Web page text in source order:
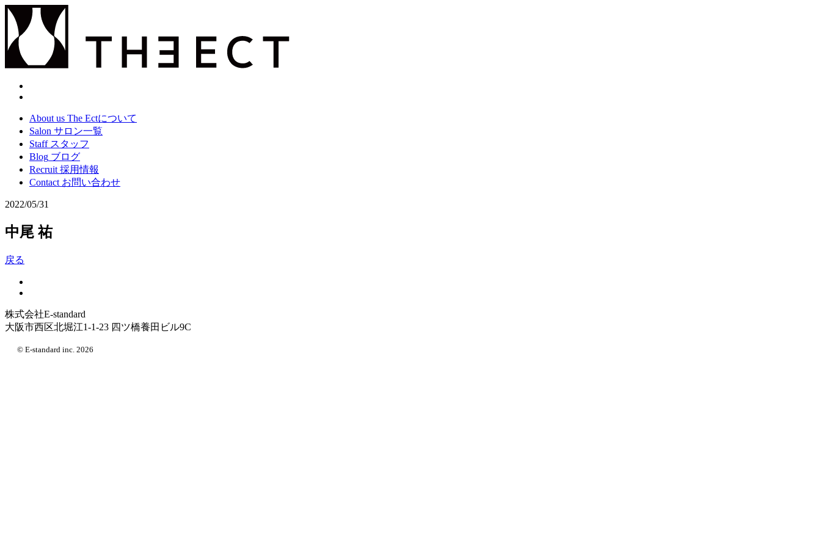
About us The Ectについて
Salon サロン一覧
Staff スタッフ
Blog ブログ
Recruit 採用情報
Contact お問い合わせ
2022/05/31
中尾 祐
戻る
株式会社E-standard
大阪市西区北堀江1-1-23 四ツ橋養田ビル9C
© E-standard inc. 2026